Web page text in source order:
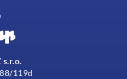
s.r.o.
119d